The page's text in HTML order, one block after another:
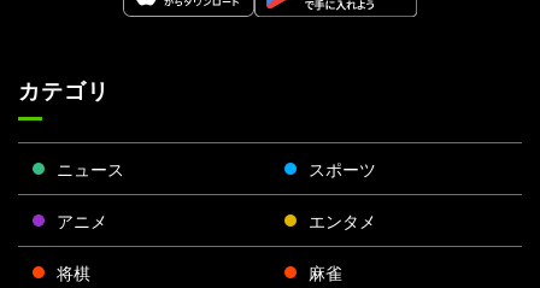
カテゴリ
ニュース スポーツ
アニメ エンタメ
将棋 麻雀